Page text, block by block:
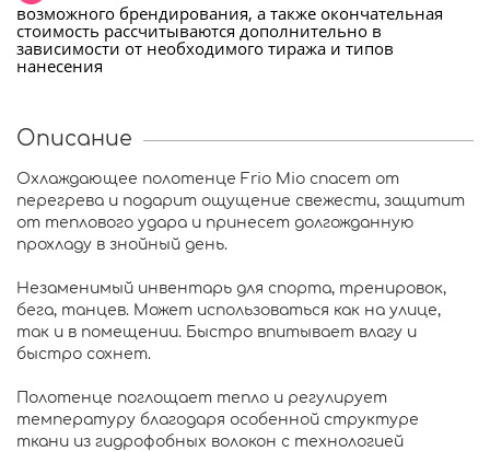
возможного брендирования, а также окончательная
стоимость рассчитываются дополнительно в
зависимости от необходимого тиража и типов
нанесения
Описание
Охлаждающее полотенце Frio Mio спасет от
перегрева и подарит ощущение свежести, защитит
от теплового удара и принесет долгожданную
прохладу в знойный день.
Незаменимый инвентарь для спорта, тренировок,
бега, танцев. Может использоваться как на улице,
так и в помещении. Быстро впитывает влагу и
быстро сохнет.
Полотенце поглощает тепло и регулирует
температуру благодаря особенной структуре
ткани из гидрофобных волокон с технологией